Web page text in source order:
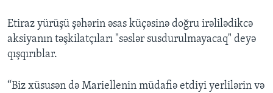
Etiraz yürüşü şəhərin əsas küçəsinə doğru irəlilədikcə
aksiyanın təşkilatçıları "səslər susdurulmayacaq" deyə
qışqırıblar.
“Biz xüsusən də Mariellenin müdafiə etdiyi yerlilərin və